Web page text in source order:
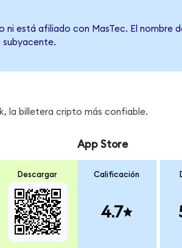
está afiliado con MasTec. El nombre
la billetera cripto más confiable.
Descargar
App Store
Calificación
4.7